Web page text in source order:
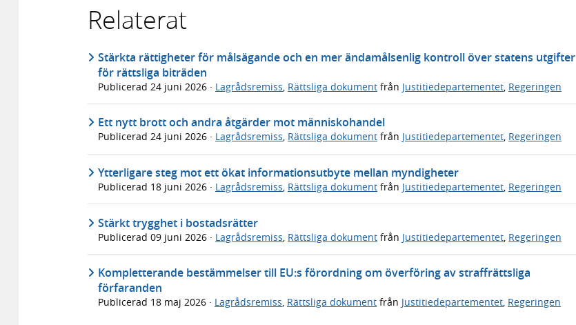
Relaterat
Stärkta rättigheter för målsägande och en mer ändamålsenlig kontroll över statens utgifter
för rättsliga biträden
Publicerad 24 juni 2026 · Lagrådsremiss Rättsliga dokument från Justitiedepartementet Regeringen
Ett nytt brott och andra åtgärder mot människohandel
Publicerad 24 juni 2026 · Lagrådsremiss, Rättsliga dokument från Justitiedepartementet, Regeringen
Ytterligare steg mot ett ökat informationsutbyte mellan myndigheter
Publicerad 18 juni 2026 · Lagrådsremiss, Rättsliga dokument från Justitiedepartementet, Regeringen
Stärkt trygghet i bostadsrätter
Publicerad 09 juni 2026 · Lagrådsremiss Rättsliga dokument från Justitiedepartementet Regeringen
Kompletterande bestämmelser till EU:s förordning om överföring av straffrättsliga
förfaranden
Publicerad 18 maj 2026 · Lagrådsremiss, Rättsliga dokument från Justitiedepartementet, Regeringen